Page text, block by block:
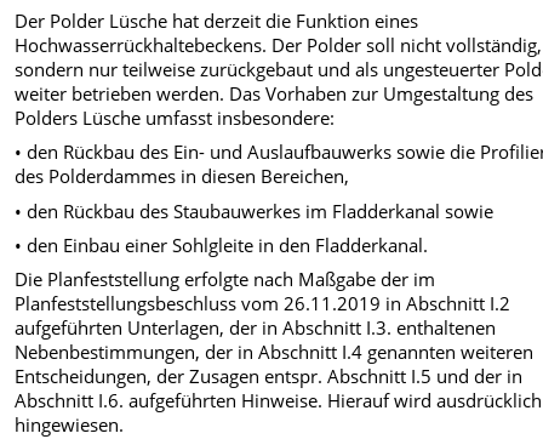
Der Polder Lüsche hat derzeit die Funktion eines
Hochwasserrückhaltebeckens. Der Polder soll nicht vollständig,
sondern nur teilweise zurückgebaut und als ungesteuerter
weiter betrieben werden. Das Vorhaben zur Umgestaltung des
Polders Lüsche umfasst insbesondere:
• den Rückbau des Ein- und Auslaufbauwerks sowie die
des Polderdammes in diesen Bereichen,
• den Rückbau des Staubauwerkes im Fladderkanal sowie
• den Einbau einer Sohlgleite in den Fladderkanal.
Die Planfeststellung erfolgte nach Maßgabe der im
Planfeststellungsbeschluss vom 26.11.2019 in Abschnitt I.2
aufgeführten Unterlagen, der in Abschnitt I.3. enthaltenen
Nebenbestimmungen, der in Abschnitt I.4 genannten weiteren
Entscheidungen, der Zusagen entspr. Abschnitt I.5 und der in
Abschnitt I.6. aufgeführten Hinweise. Hierauf wird ausdrücklich
hingewiesen.